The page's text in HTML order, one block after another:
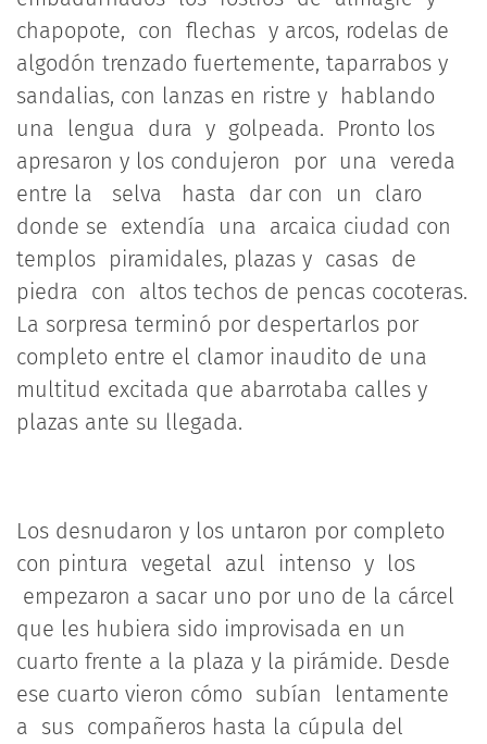
chapopote, con flechas y arcos, rodelas de
algodón trenzado fuertemente, taparrabos y
sandalias, con lanzas en ristre y hablando
una lengua dura y golpeada. Pronto los
apresaron y los condujeron por una vereda
entre la selva hasta dar con un claro
donde se extendía una arcaica ciudad con
templos piramidales, plazas y casas de
piedra con altos techos de pencas cocoteras.
La sorpresa terminó por despertarlos por
completo entre el clamor inaudito de una
multitud excitada que abarrotaba calles y
plazas ante su llegada.
Los desnudaron y los untaron por completo
con pintura vegetal azul intenso y los
empezaron a sacar uno por uno de la cárcel
que les hubiera sido improvisada en un
cuarto frente a la plaza y la pirámide. Desde
ese cuarto vieron cómo subían lentamente
a sus compañeros hasta la cúpula del